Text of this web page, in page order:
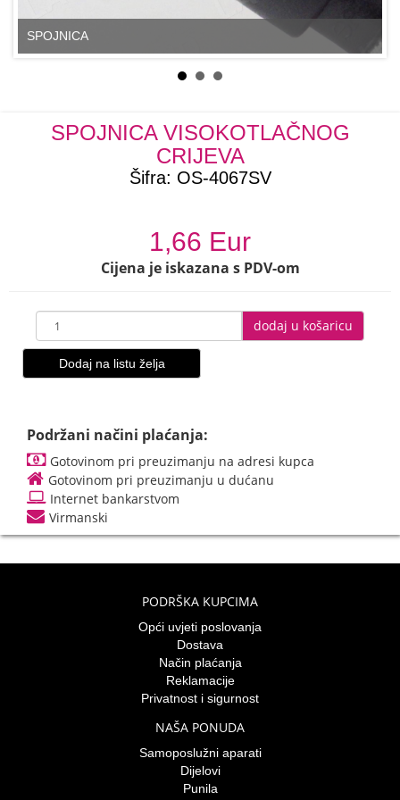
SPOJNICA
SPOJNICA VISOKOTLAČNOG
CRIJEVA
Šifra: OS-4067SV
1,66 Eur
Cijena je iskazana s PDV-om
dodaj u košaricu
Dodaj na listu želja
Podržani načini plaćanja:
Gotovinom pri preuzimanju na adresi kupca
Gotovinom pri preuzimanju u dućanu
Internet bankarstvom
Virmanski
PODRŠKA KUPCIMA
Opći uvjeti poslovanja
Dostava
Način plaćanja
Reklamacije
Privatnost i sigurnost
NAŠA PONUDA
Samoposlužni aparati
Dijelovi
Punila